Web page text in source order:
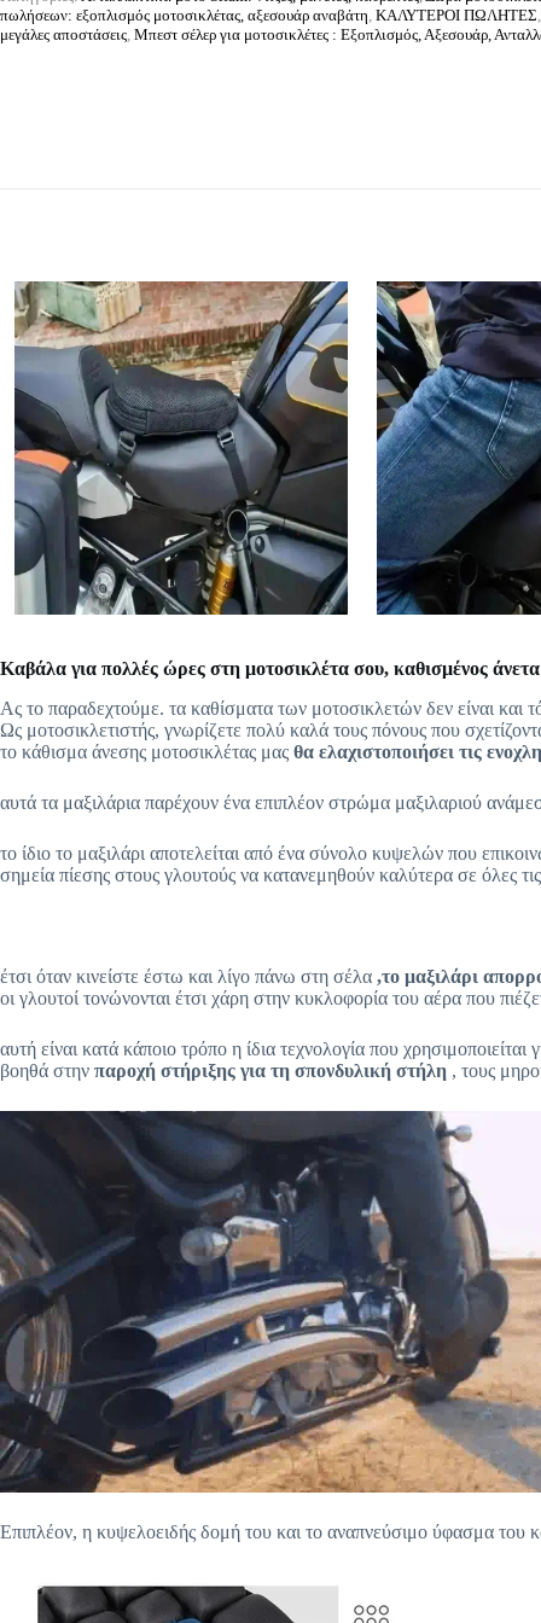
πωλήσεων: εξοπλισμός μοτοσικλέτας, αξεσουάρ αναβάτη ΚΑΛΥΤΕΡΟΙ ΠΩΛΗΤΕΣ
μεγάλες αποστάσεις Μπεστ σέλερ για μοτοσικλέτες : Εξοπλισμός, Αξεσουάρ,
Καβάλα για πολλές ώρες στη μοτοσικλέτα σου, καθισμένος
Ας το παραδεχτούμε. τα καθίσματα των μοτοσικλετών δεν είναι και
Ως μοτοσικλετιστής, γνωρίζετε πολύ καλά τους πόνους που
το κάθισμα άνεσης μοτοσικλέτας μας θα ελαχιστοποιήσει τις
αυτά τα μαξιλάρια παρέχουν ένα επιπλέον στρώμα μαξιλαριού
το ίδιο το μαξιλάρι αποτελείται από ένα σύνολο κυψελών που
σημεία πίεσης στους γλουτούς να κατανεμηθούν καλύτερα σε όλες
έτσι όταν κινείστε έστω και λίγο πάνω στη σέλα ,το μαξιλάρι
οι γλουτοί τονώνονται έτσι χάρη στην κυκλοφορία του αέρα που
αυτή είναι κατά κάποιο τρόπο η ίδια τεχνολογία που
βοηθά στην παροχή στήριξης για τη σπονδυλική στήλη , τους
Επιπλέον, η κυψελοειδής δομή του και το αναπνεύσιμο ύφασμα